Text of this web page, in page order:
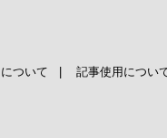
ついて 記事使用につい